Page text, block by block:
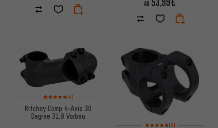
AB
Bewertungen: 5 von 5 basierend auf 4 Bewertungen
(4)
Ritchey Comp 4-Axis 30
Degree 31.8 Vorbau
Bewertungen: 5 von 5
(3)